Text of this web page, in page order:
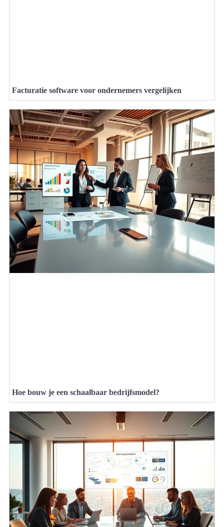
Facturatie software voor ondernemers vergelijken
Hoe bouw je een schaalbaar bedrijfsmodel?